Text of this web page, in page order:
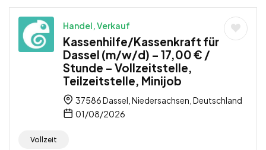
Handel, Verkauf
Kassenhilfe/Kassenkraft für
Dassel (m/w/d) – 17,00 € /
Stunde – Vollzeitstelle,
Teilzeitstelle, Minijob
37586 Dassel, Niedersachsen, Deutschland
01/08/2026
Vollzeit